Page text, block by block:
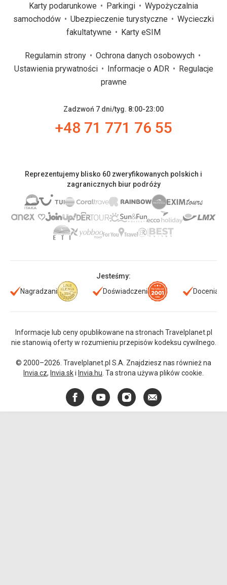
Karty podarunkowe Parkingi
Wypożyczalnia
samochodów
Ubezpieczenie turystyczne
Wycieczki
fakultatywne
Karty eSIM
Regulamin strony
Ochrona danych osobowych
Ustawienia prywatności
Informacje o ADR
Regulacje
prawne
Zadzwoń 7 dni/tyg. 8:00-23:00
+48 71 771 76 55
Reprezentujemy blisko 60 zweryfikowanych polskich i
zagranicznych biur podróży
Jesteśmy:
Nagradzani
Doświadczeni Doceniani
Informacje lub ceny opublikowane na stronach Travelplanet.pl
nie stanowią oferty w rozumieniu przepisów kodeksu cywilnego.
© 2000–2026. Travelplanet.pl S.A. Znajdziesz nas również na
Invia.cz, Invia.ski Invia.hu . Ta strona używa plików cookie.
FacebookYouTubeInstagram
E-
mail